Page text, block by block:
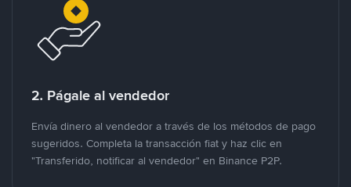
2. Págale al vendedor
Envía dinero al vendedor a través de los métodos de pago
sugeridos. Completa la transacción fiat y haz clic en
"Transferido, notificar al vendedor" en Binance P2P.